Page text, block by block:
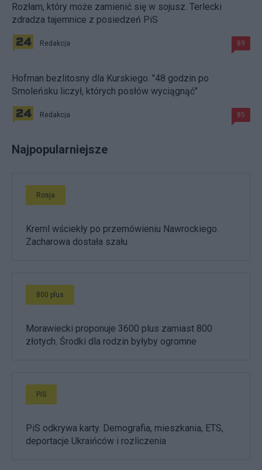
Rozłam, który może zamienić się w sojusz. Terlecki
zdradza tajemnice z posiedzeń PiS
Redakcja 89
Hofman bezlitosny dla Kurskiego. "48 godzin po
Smoleńsku liczył, których posłów wyciągnąć"
Redakcja 85
Najpopularniejsze
Rosja
Kreml wściekły po przemówieniu Nawrockiego.
Zacharowa dostała szału
800 plus
Morawiecki proponuje 3600 plus zamiast 800
złotych. Środki dla rodzin byłyby ogromne
PiS
PiS odkrywa karty. Demografia, mieszkania, ETS,
deportacje Ukraińców i rozliczenia